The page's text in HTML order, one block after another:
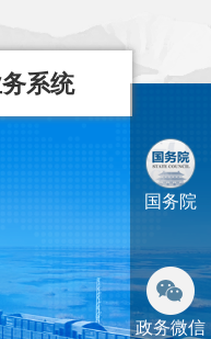
系统
国务院
政务微信